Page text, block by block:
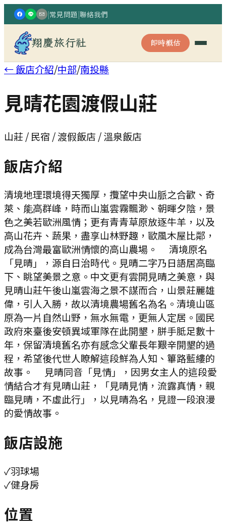
|常見問題|聯絡我們
翔慶旅行社 即時概估
← 飯店介紹/中部/南投縣
見晴花園渡假山莊
山莊 / 民宿 / 渡假飯店 / 溫泉飯店
飯店介紹
清境地理環境得天獨厚，攬望中央山脈之合歡、奇
萊、能高群峰，時而山嵐雲霧飄渺、朝暉夕陰，景
色之美若歐洲風情；更有青青草原放逐牛羊，以及
高山花卉、蔬果，盡享山林野趣，歐風木屋比鄰，
成為台灣最富歐洲情懷的高山農場。 清境原名
「見晴」，源自日治時代。見晴二字乃日語居高臨
下、眺望美景之意。中文更有雲開見晴之美意，與
見晴山莊午後山嵐雲海之景不謀而合，山景莊麗雄
偉，引人入勝，故以清境農場舊名為名。清境山區
原為一片自然山野，無水無電，更無人定居。國民
政府來臺後安頓異域軍隊在此開墾，胼手胝足數十
年，保留清境舊名亦有感念父輩長年艱辛開墾的過
程，希望後代世人瞭解這段鮮為人知、篳路藍縷的
故事。 見晴同音「見情」，因男女主人的這段愛
情結合才有見晴山莊，「見晴見情，流露真情，親
臨見晴，不虛此行」，以見晴為名，見證一段浪漫
的愛情故事。
飯店設施
✓羽球場
✓健身房
位置